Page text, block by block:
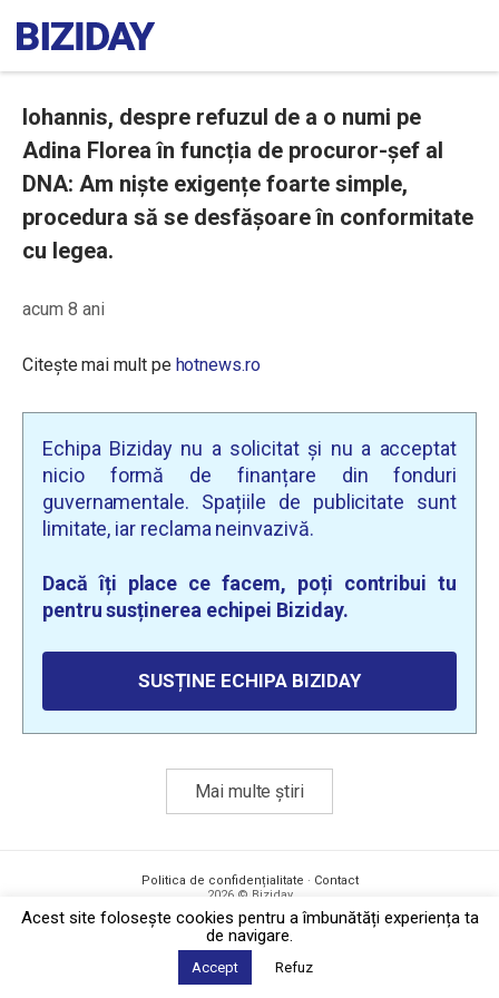
Iohannis, despre refuzul de a o numi pe
Adina Florea în funcția de procuror-șef al
DNA: Am niște exigențe foarte simple,
procedura să se desfășoare în conformitate
cu legea.
acum 8 ani
Citește mai mult pe hotnews.ro
Echipa Biziday nu a solicitat și nu a acceptat
nicio formă de finanțare din fonduri
guvernamentale. Spațiile de publicitate sunt
limitate, iar reclama neinvazivă.
Dacă îți place ce facem, poți contribui tu
pentru susținerea echipei Biziday.
SUSȚINE ECHIPA BIZIDAY
Mai multe știri
Politica de confidențialitate · Contact
2026 © Biziday
Acest site foloseşte cookies pentru a îmbunătăți experiența ta
de navigare.
Accept Refuz